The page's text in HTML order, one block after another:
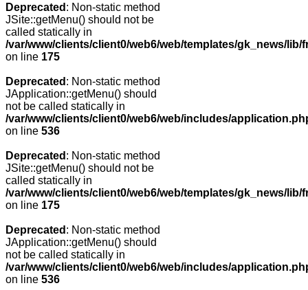
Deprecated : Non-static method
JSite::getMenu() should not be
called statically in
/var/www/clients/client0/web6/web/templates/gk_news/
on line 175
Deprecated : Non-static method
JApplication::getMenu() should
not be called statically in
/var/www/clients/client0/web6/web/includes/
on line 536
Deprecated : Non-static method
JSite::getMenu() should not be
called statically in
/var/www/clients/client0/web6/web/templates/gk_news/
on line 175
Deprecated : Non-static method
JApplication::getMenu() should
not be called statically in
/var/www/clients/client0/web6/web/includes/
on line 536